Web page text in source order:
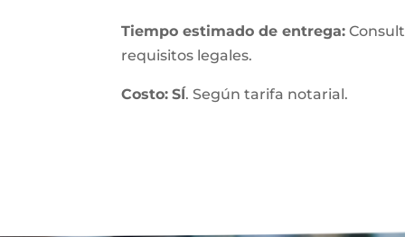
Tiempo estimado de entrega:
requisitos legales.
Costo: SÍ. Según tarifa notarial.